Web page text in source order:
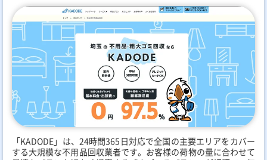
「KADODE」は、24時間365日対応で全国の主要エリアをカバー
する大規模な不用品回収業者です。お客様の荷物の量に合わせて